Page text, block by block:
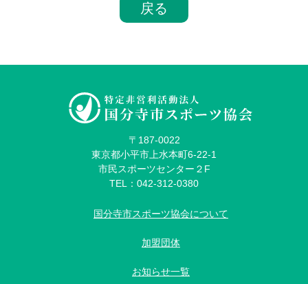
戻る
〒187-0022
東京都小平市上水本町6-22-1
市民スポーツセンター２F
TEL：042-312-0380
国分寺市スポーツ協会について
加盟団体
お知らせ一覧